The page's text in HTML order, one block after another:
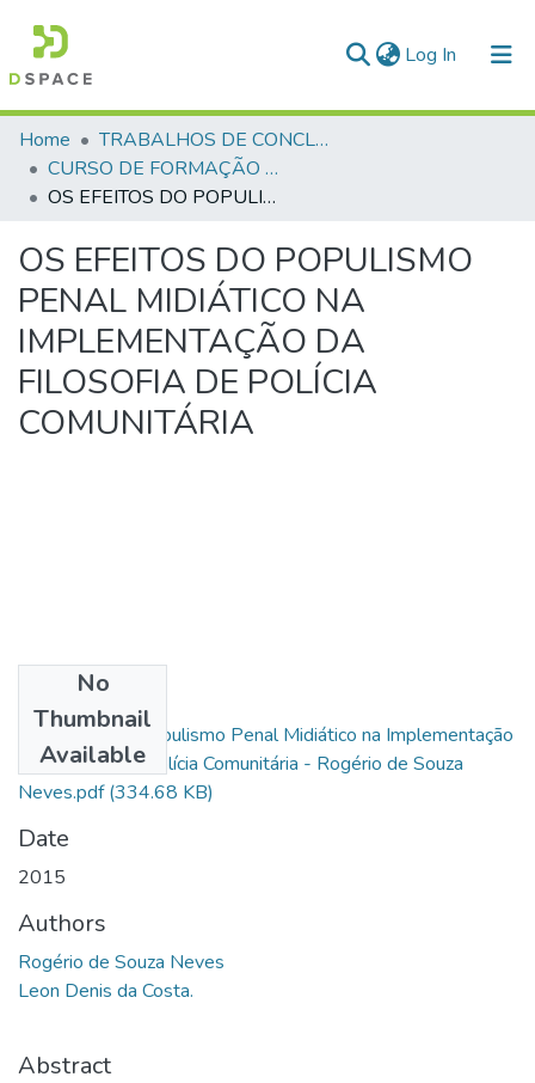
Log In (current)
Communities & Collections
All of DSpace
Home
TRABALHOS DE CONCLUSÃO DE CURSO - CFO (CURSO DE FORMAÇÃO DE OFICIAIS)
CURSO DE FORMAÇÃO DE OFICIAIS - 42ª TURMA CFO – ASPIRANTES - 2015
OS EFEITOS DO POPULISMO PENAL MIDIÁTICO NA IMPLEMENTAÇÃO DA FILOSOFIA DE POLÍCIA COMUNITÁRIA
OS EFEITOS DO POPULISMO
PENAL MIDIÁTICO NA
IMPLEMENTAÇÃO DA
FILOSOFIA DE POLÍCIA
COMUNITÁRIA
No
Thumbnail
Available
Os Efeitos do Populismo Penal Midiático na Implementação
da Filosofia de Polícia Comunitária - Rogério de Souza
Neves.pdf(334.68 KB)
Date
2015
Authors
Rogério de Souza Neves
Leon Denis da Costa.
Abstract